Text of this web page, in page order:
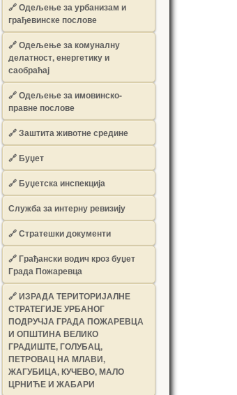
🔗Одељење за урбанизам и
грађевинске послове
🔗Одељење за комуналну
делатност, енергетику и
саобраћај
🔗Одељење за имовинско-
правне послове
🔗Заштита животне средине
🔗Буџет
🔗Буџетска инспекција
Служба за интерну ревизију
🔗Стратешки документи
🔗Грађански водич кроз буџет
Града Пожаревца
🔗ИЗРАДА ТЕРИТОРИЈАЛНЕ
СТРАТЕГИЈЕ УРБАНОГ
ПОДРУЧЈА ГРАДА ПОЖАРЕВЦА
И ОПШТИНА ВЕЛИКО
ГРАДИШТЕ, ГОЛУБАЦ,
ПЕТРОВАЦ НА МЛАВИ,
ЖАГУБИЦА, КУЧЕВО, МАЛО
ЦРНИЋЕ И ЖАБАРИ